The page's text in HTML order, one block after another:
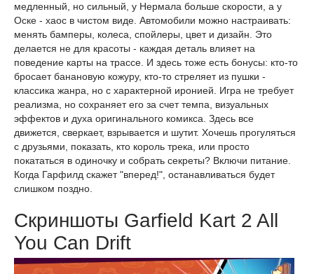
медленный, но сильный, у Нермала больше скорости, а у
Оске - хаос в чистом виде. Автомобили можно настраивать:
менять бамперы, колеса, спойлеры, цвет и дизайн. Это
делается не для красоты - каждая деталь влияет на
поведение карты на трассе. И здесь тоже есть бонусы: кто-то
бросает банановую кожуру, кто-то стреляет из пушки -
классика жанра, но с характерной иронией. Игра не требует
реализма, но сохраняет его за счет темпа, визуальных
эффектов и духа оригинального комикса. Здесь все
движется, сверкает, взрывается и шутит. Хочешь прогуляться
с друзьями, показать, кто король трека, или просто
покататься в одиночку и собрать секреты? Включи питание.
Когда Гарфилд скажет "вперед!", останавливаться будет
слишком поздно.
Скриншоты Garfield Kart 2 All
You Can Drift